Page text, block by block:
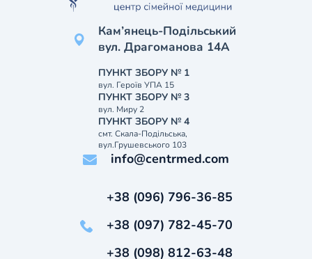
Кам’янець-Подільський
вул. Драгоманова 14А
ПУНКТ ЗБОРУ № 1
вул. Героїв УПА 15
ПУНКТ ЗБОРУ № 3
вул. Миру 2
ПУНКТ ЗБОРУ № 4
смт. Скала-Подільська,
вул.Грушевського 103
info@centrmed.com
+38 (096) 796-36-85
+38 (097) 782-45-70
+38 (098) 812-63-48